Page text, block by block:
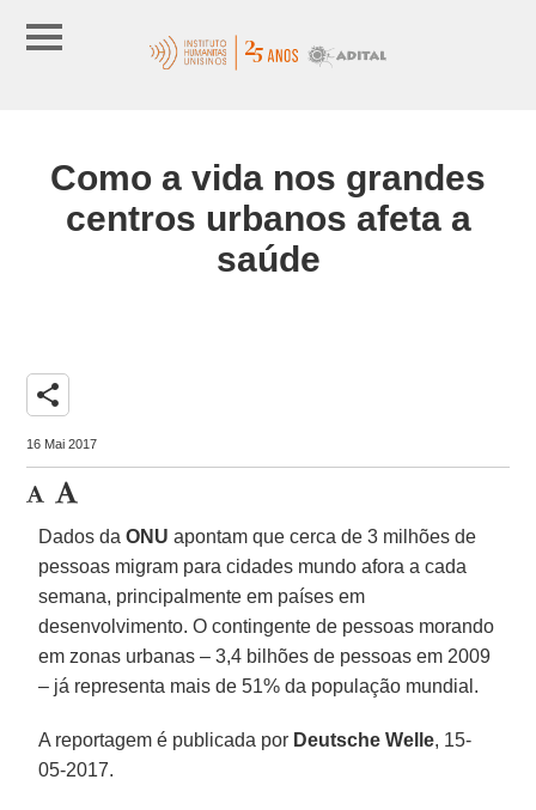
Como a vida nos grandes
centros urbanos afeta a
saúde
share
16 Mai 2017
Dados daONU apontam que cerca de 3 milhões de
pessoas migram para cidades mundo afora a cada
semana, principalmente em países em
desenvolvimento. O contingente de pessoas morando
em zonas urbanas – 3,4 bilhões de pessoas em 2009
– já representa mais de 51% da população mundial.
A reportagem é publicada por Deutsche Welle, 15-
05-2017.